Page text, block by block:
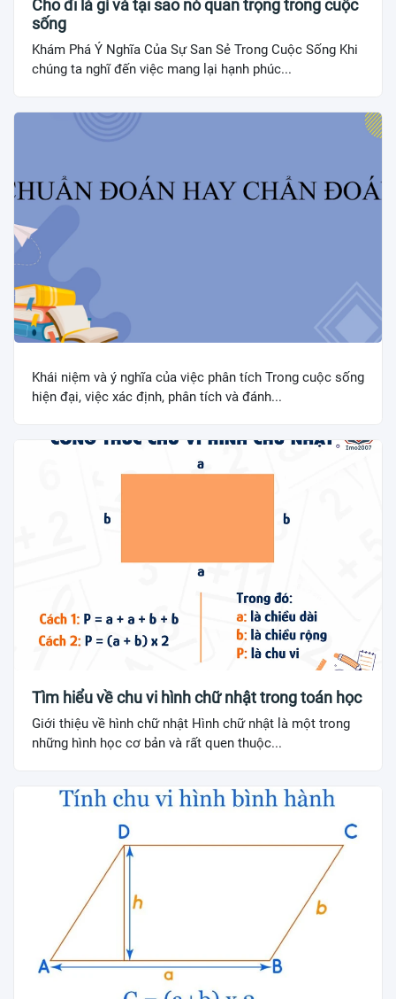
Cho đi là gì và tại sao nó quan trọng trong cuộc
sống
Khám Phá Ý Nghĩa Của Sự San Sẻ Trong Cuộc Sống Khi
chúng ta nghĩ đến việc mang lại hạnh phúc...
Khái niệm và ý nghĩa của việc phân tích Trong cuộc sống
hiện đại, việc xác định, phân tích và đánh...
Tìm hiểu về chu vi hình chữ nhật trong toán học
Giới thiệu về hình chữ nhật Hình chữ nhật là một trong
những hình học cơ bản và rất quen thuộc...